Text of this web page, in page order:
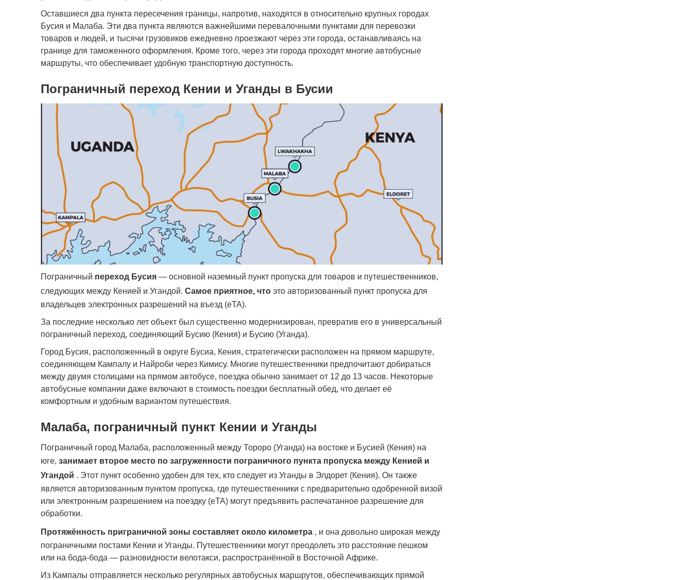
Оставшиеся два пункта пересечения границы, напротив, находятся в относительно крупных городах
Бусия и Малаба. Эти два пункта являются важнейшими перевалочными пунктами для перевозки
товаров и людей, и тысячи грузовиков ежедневно проезжают через эти города, останавливаясь на
границе для таможенного оформления. Кроме того, через эти города проходят многие автобусные
маршруты, что обеспечивает удобную транспортную доступность.
Пограничный переход Кении и Уганды в Бусии
Пограничный переход Бусия— основной наземный пункт пропуска для товаров и путешественников,
следующих между Кенией и Угандой. Самое приятное, чтоэто авторизованный пункт пропуска для
владельцев электронных разрешений на въезд (eTA).
За последние несколько лет объект был существенно модернизирован, превратив его в универсальный
пограничный переход, соединяющий Бусию (Кения) и Бусию (Уганда).
Город Бусия, расположенный в округе Бусиа, Кения, стратегически расположен на прямом маршруте,
соединяющем Кампалу и Найроби через Кимису. Многие путешественники предпочитают добираться
между двумя столицами на прямом автобусе, поездка обычно занимает от 12 до 13 часов. Некоторые
автобусные компании даже включают в стоимость поездки бесплатный обед, что делает её
комфортным и удобным вариантом путешествия.
Малаба, пограничный пункт Кении и Уганды
Пограничный город Малаба, расположенный между Тороро (Уганда) на востоке и Бусией (Кения) на
юге, занимает второе место по загруженности пограничного пункта пропуска между Кенией и
Угандой . Этот пункт особенно удобен для тех, кто следует из Уганды в Элдорет (Кения). Он также
является авторизованным пунктом пропуска, где путешественники с предварительно одобренной визой
или электронным разрешением на поездку (eTA) могут предъявить распечатанное разрешение для
обработки.
Протяжённость приграничной зоны составляет около километра, и она довольно широкая между
пограничными постами Кении и Уганды. Путешественники могут преодолеть это расстояние пешком
или на бода-бода — разновидности велотакси, распространённой в Восточной Африке.
Из Кампалы отправляется несколько регулярных автобусных маршрутов, обеспечивающих прямой